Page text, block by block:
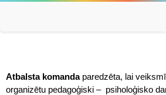
Atbalsta komandaparedzēta, lai
organizētu pedagoģiski – psiholoģisko